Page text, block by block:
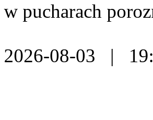
w pucharach
2026-08-03 |